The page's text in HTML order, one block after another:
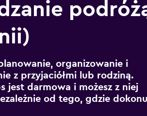
organizowanie i
z przyjaciółmi lub rodziną.
jest darmowa i możesz z niej
od tego, gdzie